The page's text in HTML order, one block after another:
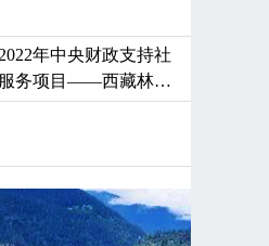
年中央财政支持社
务项目——西藏林芝
件发展示范项目（A